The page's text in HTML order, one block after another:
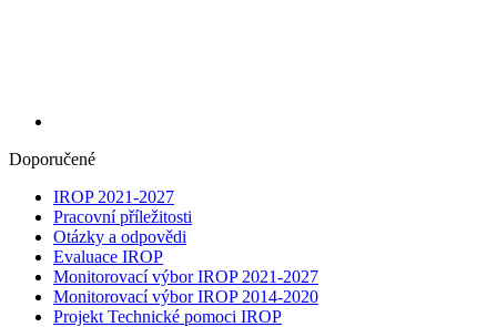
Doporučené
IROP 2021-2027
Pracovní příležitosti
Otázky a odpovědi
Evaluace IROP
Monitorovací výbor IROP 2021-2027
Monitorovací výbor IROP 2014-2020
Projekt Technické pomoci IROP